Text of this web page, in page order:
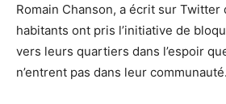
Romain Chanson, a écrit sur Twitter
habitants ont pris l’initiative de
vers leurs quartiers dans l’espoir
n’entrent pas dans leur communauté.